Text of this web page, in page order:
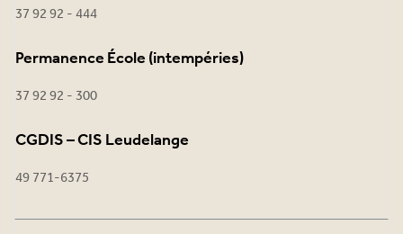
37 92 92 - 444
Permanence École (intempéries)
37 92 92 - 300
CGDIS – CIS Leudelange
49 771-6375